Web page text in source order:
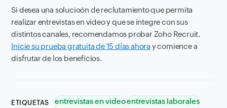
Si desea una solucioón de reclutamiento que permita
realizar entrevistas en video y que se integre con sus
distintos canales, recomendamos probar Zoho Recruit.
Inicie su prueba gratuita de 15 días ahora y comience a
disfrutar de los beneficios.
ETIQUETAS entrevistas en videoentrevistas laborales